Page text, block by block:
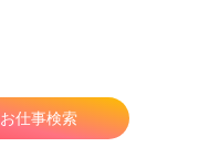
お仕事検索